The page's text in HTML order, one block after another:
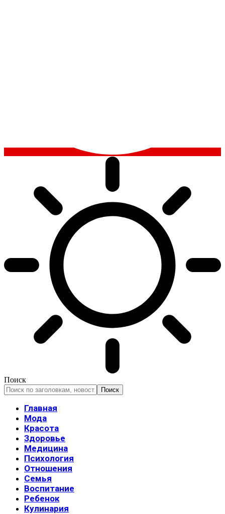
Поиск
Главная
Мода
Красота
Здоровье
Медицина
Психология
Отношения
Семья
Воспитание
Ребенок
Кулинария